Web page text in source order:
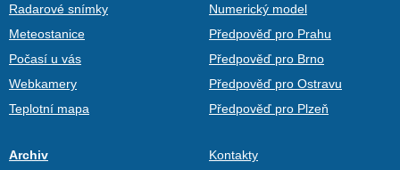
Radarové snímky
Meteostanice
Počasí u vás
Webkamery
Teplotní mapa
Numerický model
Předpověď pro Prahu
Předpověď pro Brno
Předpověď pro Ostravu
Předpověď pro Plzeň
Archiv
Kontakty